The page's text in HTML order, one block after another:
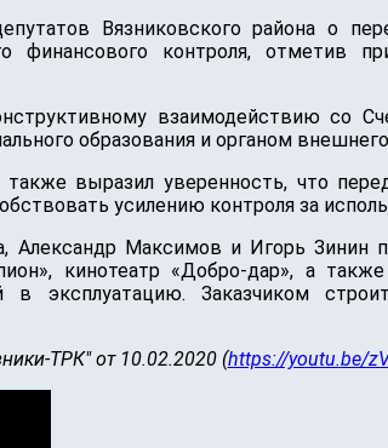
Вязниковского района о
финансового контроля, отметив
взаимодействию со
образования и органом
выразил уверенность, что
усилению контроля за
Александр Максимов и Игорь Зинин
кинотеатр «Добро-дар», а
эксплуатацию. Заказчиком
ТРК" от 10.02.2020 (https://youtu.be/